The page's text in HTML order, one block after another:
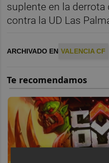
suplente en la derrota
contra la UD Las
ARCHIVADO EN VALENCIA CF